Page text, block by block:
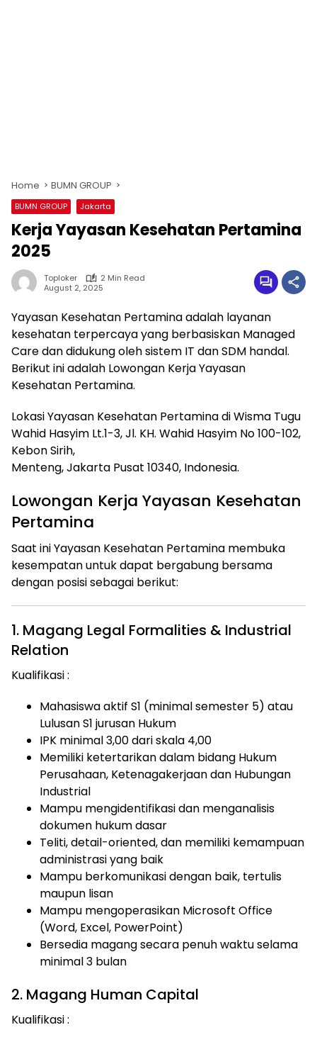
Home BUMN GROUP
BUMN GROUP Jakarta
Kerja Yayasan Kesehatan Pertamina
2025
Toploker
2 Min Read
August 2, 2025
Yayasan Kesehatan Pertamina adalah layanan
kesehatan terpercaya yang berbasiskan Managed
Care dan didukung oleh sistem IT dan SDM handal.
Berikut ini adalah Lowongan Kerja Yayasan
Kesehatan Pertamina.
Lokasi Yayasan Kesehatan Pertamina di Wisma Tugu
Wahid Hasyim Lt.1-3, Jl. KH. Wahid Hasyim No 100-102,
Kebon Sirih,
Menteng, Jakarta Pusat 10340, Indonesia.
Lowongan Kerja Yayasan Kesehatan
Pertamina
Saat ini Yayasan Kesehatan Pertamina membuka
kesempatan untuk dapat bergabung bersama
dengan posisi sebagai berikut:
1. Magang Legal Formalities & Industrial
Relation
Kualifikasi :
Mahasiswa aktif S1 (minimal semester 5) atau
Lulusan S1 jurusan Hukum
IPK minimal 3,00 dari skala 4,00
Memiliki ketertarikan dalam bidang Hukum
Perusahaan, Ketenagakerjaan dan Hubungan
Industrial
Mampu mengidentifikasi dan menganalisis
dokumen hukum dasar
Teliti, detail-oriented, dan memiliki kemampuan
administrasi yang baik
Mampu berkomunikasi dengan baik, tertulis
maupun lisan
Mampu mengoperasikan Microsoft Office
(Word, Excel, PowerPoint)
Bersedia magang secara penuh waktu selama
minimal 3 bulan
2. Magang Human Capital
Kualifikasi :